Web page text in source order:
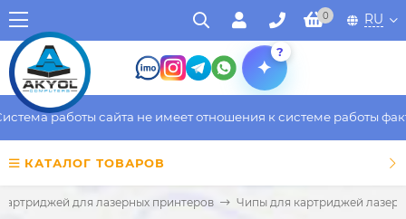
0 RU
?
работы сайта не имеет отношения к системе работы
КАТАЛОГ ТОВАРОВ
для лазерных принтеров Чипы для картриджей